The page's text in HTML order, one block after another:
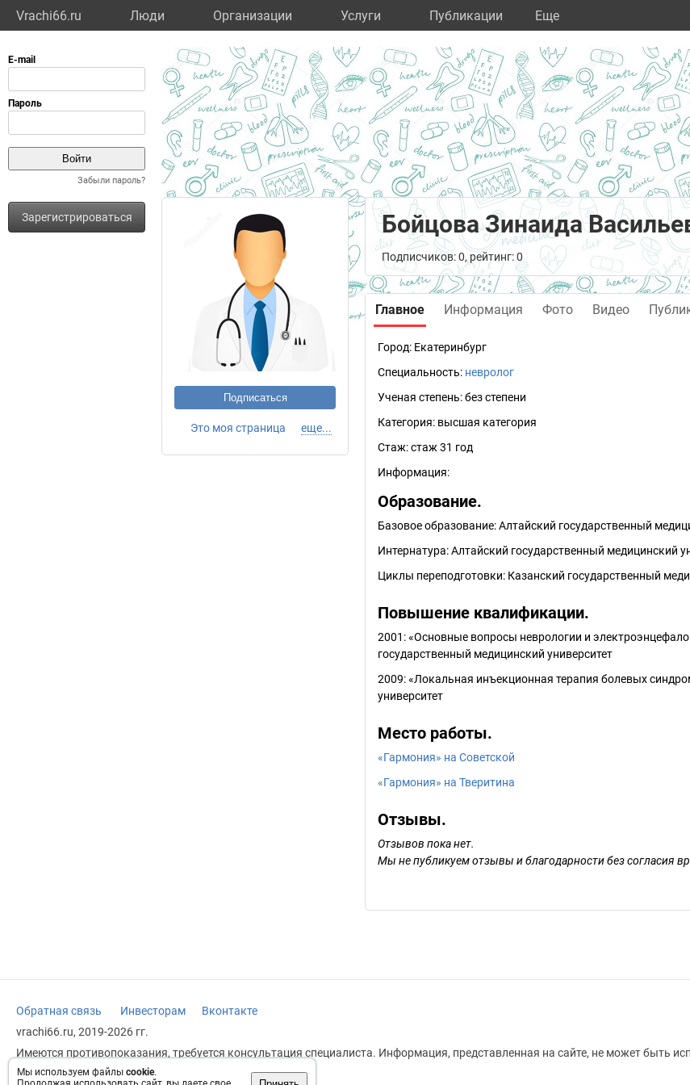
Vrachi66.ru Люди Организации Услуги Публикации Eще
Забыли пароль?
Зарегистрироваться
Мы используем файлы cookie.
Подписаться
Это моя страница еще...
Бойцова Зинаида
Подписчиков: 0, рейтинг: 0
Главное Информация Фото Видео
Город: Екатеринбург
Специальность: невролог
Ученая степень:без степени
Категория: высшая категория
Стаж:стаж 31 год
Информация:
Образование.
Базовое образование: Алтайский государственный
Интернатура: Алтайский государственный медицинский
Циклы переподготовки: Казанский государственный
Повышение квалификации.
2001: «Основные вопросы неврологии и
государственный медицинский университет
2009: «Локальная инъекционная терапия болевых
университет
Место работы.
«Гармония» на Советской
«Гармония» на Тверитина
Отзывы.
Отзывов пока нет.
Мы не публикуем отзывы и благодарности без согласия
Обратная связь Инвесторам
Вконтакте
vrachi66.ru, 2019-2026 гг.
Имеются противопоказания, требуется консультация специалиста. Информация, представленная на сайте, не может быть
заменяет прием врача.